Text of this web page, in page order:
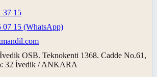
37 15
07 15 (WhatsApp)
OSB. Teknokenti 1368. Cadde No.61,
32 İvedik / ANKARA